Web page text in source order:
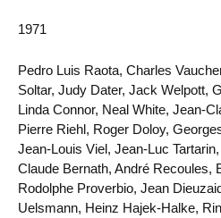
1971
Pedro Luis Raota, Charles
Soltar, Judy Dater, Jack Welpott,
Linda Connor, Neal White, Jean-
Pierre Riehl, Roger Doloy,
Jean-Louis Viel, Jean-Luc
Claude Bernath, André Recoules,
Rodolphe Proverbio, Jean
Uelsmann, Heinz Hajek-Halke,